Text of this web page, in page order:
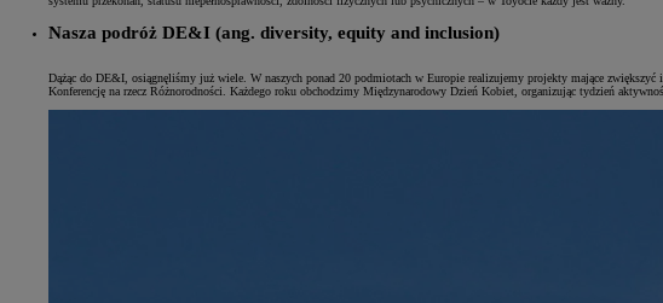
Yaris Cross
HYBRID
Nasza podróż DE&I (ang. diversity, equity and inclusion)
Dążąc do DE&I, osiągnęliśmy już wiele. W naszych ponad 20 podmiotach w Europie realizujemy projekty mające
Konferencję na rzecz Różnorodności. Każdego roku obchodzimy Międzynarodowy Dzień Kobiet, organizując tydzień